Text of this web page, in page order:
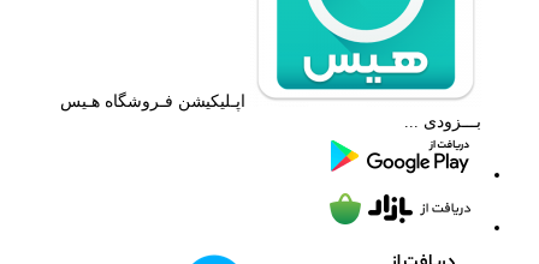
اپـلیکیشن فـروشگاه هـیس
بـــزودی ...